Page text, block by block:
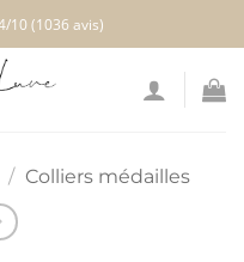
9.4/10(1036 avis)
/ Colliers médailles